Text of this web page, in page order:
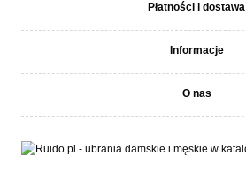
Płatności i dostawa
Informacje
O nas